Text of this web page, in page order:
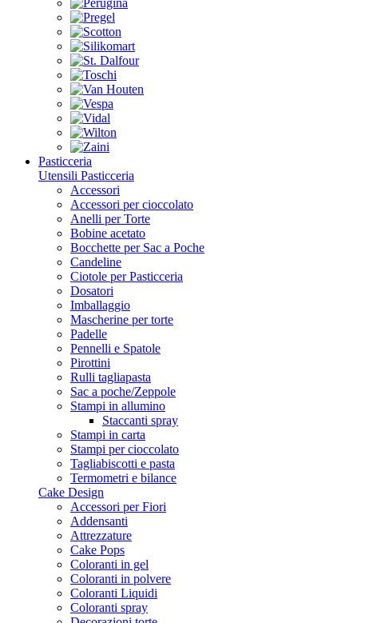
Pasticceria
Utensili Pasticceria
Accessori
Accessori per cioccolato
Anelli per Torte
Bobine acetato
Bocchette per Sac a Poche
Candeline
Ciotole per Pasticceria
Dosatori
Imballaggio
Mascherine per torte
Padelle
Pennelli e Spatole
Pirottini
Rulli tagliapasta
Sac a poche/Zeppole
Stampi in allumino
Staccanti spray
Stampi in carta
Stampi per cioccolato
Tagliabiscotti e pasta
Termometri e bilance
Cake Design
Accessori per Fiori
Addensanti
Attrezzature
Cake Pops
Coloranti in gel
Coloranti in polvere
Coloranti Liquidi
Coloranti spray